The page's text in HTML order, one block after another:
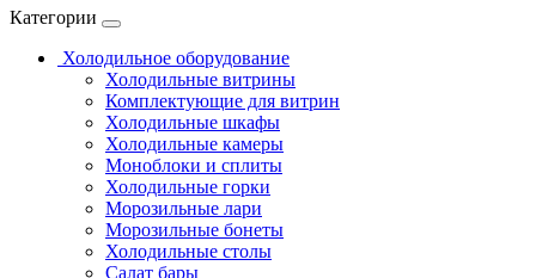
Категории
Холодильное оборудование
Холодильные витрины
Комплектующие для витрин
Холодильные шкафы
Холодильные камеры
Моноблоки и сплиты
Холодильные горки
Морозильные лари
Морозильные бонеты
Холодильные столы
Салат бары